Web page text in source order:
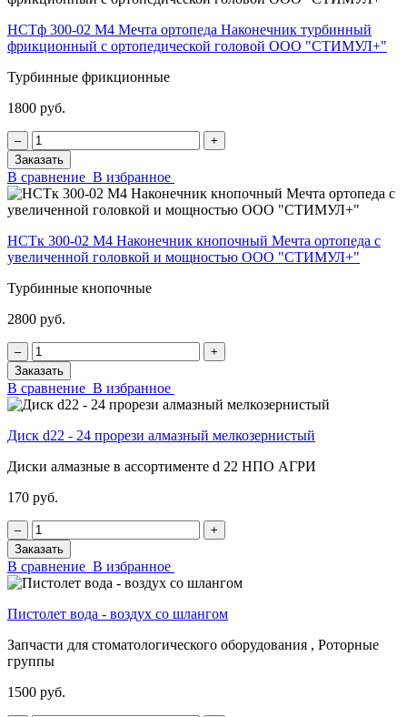
НСТф 300-02 М4 Мечта ортопеда Наконечник турбинный
фрикционный с ортопедической головой ООО "СТИМУЛ+"
Турбинные фрикционные
1800 руб.
‒
+
Заказать
В сравнение В избранное
НСТк 300-02 М4 Наконечник кнопочный Мечта ортопеда с
увеличенной головкой и мощностью ООО "СТИМУЛ+"
Турбинные кнопочные
2800 руб.
‒
+
Заказать
В сравнение В избранное
Диск d22 - 24 прорези алмазный мелкозернистый
Диски алмазные в ассортименте d 22 НПО АГРИ
170 руб.
‒
+
Заказать
В сравнение В избранное
Пистолет вода - воздух со шлангом
Запчасти для стоматологического оборудования , Роторные
группы
1500 руб.